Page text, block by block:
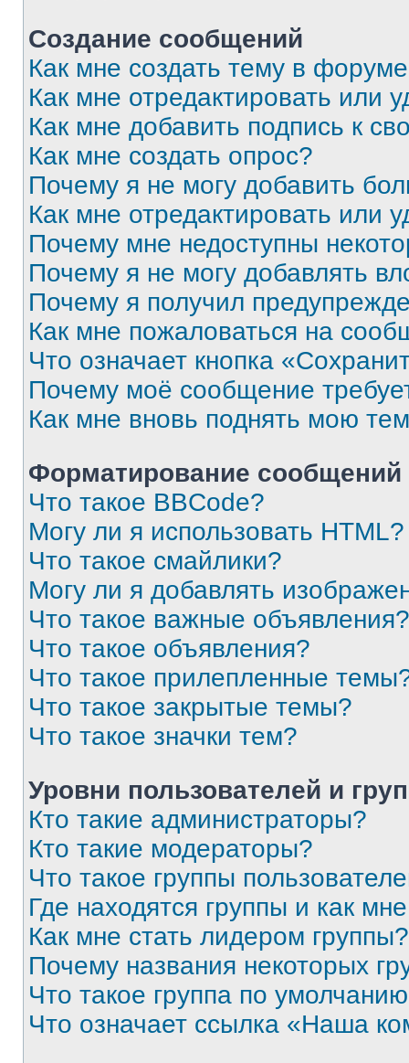
Создание сообщений
Как мне создать тему в
Как мне отредактировать или
Как мне добавить подпись к
Как мне создать опрос?
Почему я не могу добавить
Как мне отредактировать или
Почему мне недоступны
Почему я не могу добавлять
Почему я получил
Как мне пожаловаться на
Что означает кнопка
Почему моё сообщение
Как мне вновь поднять мою
Форматирование
Что такое BBCode?
Могу ли я использовать HTML?
Что такое смайлики?
Могу ли я добавлять
Что такое важные объявления?
Что такое объявления?
Что такое прилепленные
Что такое закрытые темы?
Что такое значки тем?
Уровни пользователей и
Кто такие администраторы?
Кто такие модераторы?
Что такое группы
Где находятся группы и как
Как мне стать лидером группы?
Почему названия некоторых
Что такое группа по
Что означает ссылка «Наша